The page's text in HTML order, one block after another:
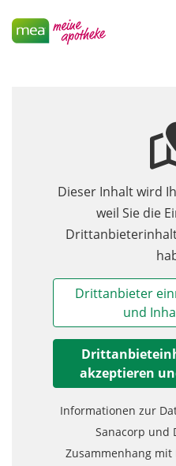
Dieser Inhalt wird
weil Sie die
Drittanbieter
und
akzeptieren
Informationen zur
Sanacorp und
Zusammenhang